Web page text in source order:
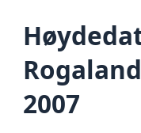
Rogaland
2007